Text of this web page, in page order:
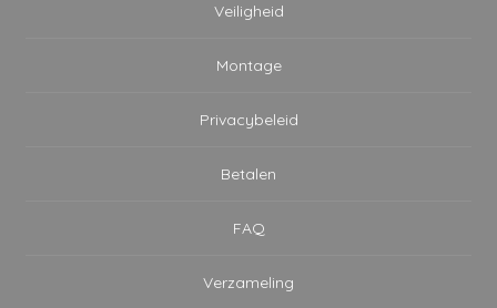
Veiligheid
Montage
Privacybeleid
Betalen
FAQ
Verzameling